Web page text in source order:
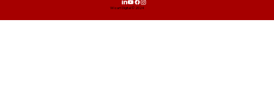
Wizart Digital © 2024